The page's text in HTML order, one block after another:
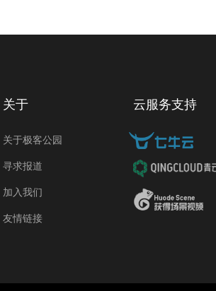
关于
关于极客公园
寻求报道
加入我们
友情链接
云服务支持